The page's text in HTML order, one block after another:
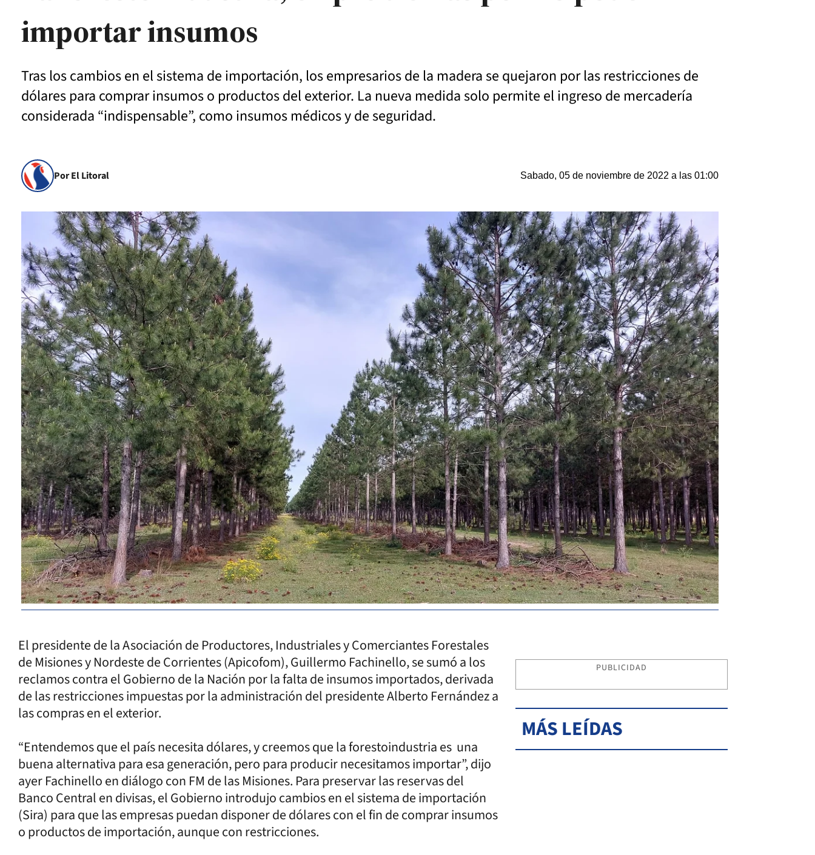
importar insumos
Tras los cambios en el sistema de importación, los empresarios de la madera se quejaron por las restricciones de
dólares para comprar insumos o productos del exterior. La nueva medida solo permite el ingreso de mercadería
considerada “indispensable”, como insumos médicos y de seguridad.
Por El Litoral Sabado, 05 de noviembre de 2022 a las 01:00
El presidente de la Asociación de Productores, Industriales y Comerciantes Forestales
de Misiones y Nordeste de Corrientes (Apicofom), Guillermo Fachinello, se sumó a los
reclamos contra el Gobierno de la Nación por la falta de insumos importados, derivada
de las restricciones impuestas por la administración del presidente Alberto Fernández a
las compras en el exterior.
“Entendemos que el país necesita dólares, y creemos que la forestoindustria es una
buena alternativa para esa generación, pero para producir necesitamos importar”, dijo
ayer Fachinello en diálogo con FM de las Misiones. Para preservar las reservas del
Banco Central en divisas, el Gobierno introdujo cambios en el sistema de importación
(Sira) para que las empresas puedan disponer de dólares con el fin de comprar insumos
o productos de importación, aunque con restricciones.
PUBLICIDAD
MÁS LEÍDAS